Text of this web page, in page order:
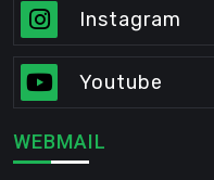
Instagram
Youtube
WEBMAIL